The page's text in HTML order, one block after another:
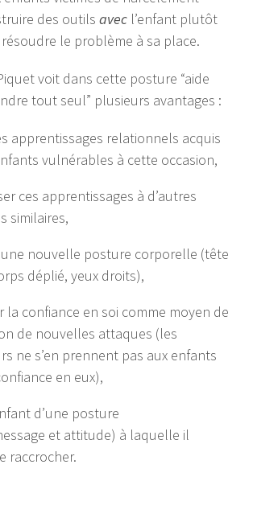
des outils avec l’enfant plutôt
le problème à sa place.
voit dans cette posture “aide
tout seul” plusieurs avantages :
apprentissages relationnels acquis
vulnérables à cette occasion,
ces apprentissages à d’autres
similaires,
nouvelle posture corporelle (tête
déplié, yeux droits),
la confiance en soi comme moyen de
de nouvelles attaques (les
ne s’en prennent pas aux enfants
en eux),
d’une posture
et attitude) à laquelle il
raccrocher.